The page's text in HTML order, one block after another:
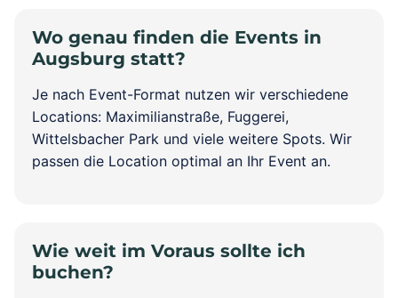
Wo genau finden die Events in
Augsburg statt?
Je nach Event-Format nutzen wir verschiedene
Locations: Maximilianstraße, Fuggerei,
Wittelsbacher Park und viele weitere Spots. Wir
passen die Location optimal an Ihr Event an.
Wie weit im Voraus sollte ich
buchen?